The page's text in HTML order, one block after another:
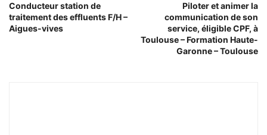
Conducteur station de
traitement des effluents F/H –
Aigues-vives
Piloter et animer la
communication de son
service, éligible CPF, à
Toulouse – Formation Haute-
Garonne – Toulouse